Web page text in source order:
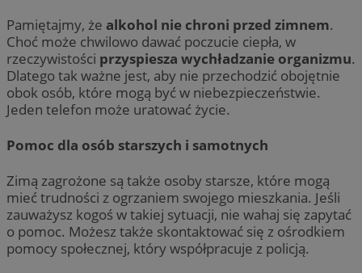
Pamiętajmy, że alkohol nie chroni przed zimnem.
Choć może chwilowo dawać poczucie ciepła, w
rzeczywistości przyspiesza wychładzanie organizmu.
Dlatego tak ważne jest, aby nie przechodzić obojętnie
obok osób, które mogą być w niebezpieczeństwie.
Jeden telefon może uratować życie.
Pomoc dla osób starszych i samotnych
Zimą zagrożone są także osoby starsze, które mogą
mieć trudności z ogrzaniem swojego mieszkania. Jeśli
zauważysz kogoś w takiej sytuacji, nie wahaj się zapytać
o pomoc. Możesz także skontaktować się z ośrodkiem
pomocy społecznej, który współpracuje z policją.